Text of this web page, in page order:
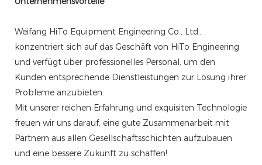
Weifang HiTo Equipment Engineering Co., Ltd.,
konzentriert sich auf das Geschäft von HiTo Engineering
und verfügt über professionelles Personal, um den
Kunden entsprechende Dienstleistungen zur Lösung ihrer
Probleme anzubieten.
Mit unserer reichen Erfahrung und exquisiten Technologie
freuen wir uns darauf, eine gute Zusammenarbeit mit
Partnern aus allen Gesellschaftsschichten aufzubauen
und eine bessere Zukunft zu schaffen!